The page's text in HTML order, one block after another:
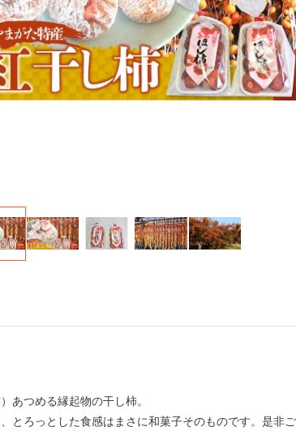
あつめる縁起物の干し柿。
とろっとした食感はまさに和菓子そのものです。是非ご